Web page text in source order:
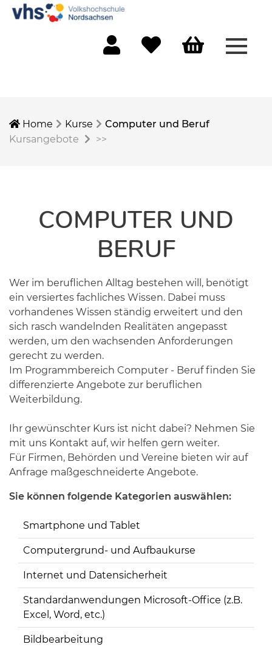
Home Kurse
Computer und Beruf
Kursangebote
>>
COMPUTER UND
BERUF
Wer im beruflichen Alltag bestehen will, benötigt
ein versiertes fachliches Wissen. Dabei muss
vorhandenes Wissen ständig erweitert und den
sich rasch wandelnden Realitäten angepasst
werden, um den wachsenden Anforderungen
gerecht zu werden.
Im Programmbereich Computer - Beruf finden Sie
differenzierte Angebote zur beruflichen
Weiterbildung.
Ihr gewünschter Kurs ist nicht dabei? Nehmen Sie
mit uns Kontakt auf, wir helfen gern weiter.
Für Firmen, Behörden und Vereine bieten wir auf
Anfrage maßgeschneiderte Angebote.
Sie können folgende Kategorien auswählen:
Smartphone und Tablet
Computergrund- und Aufbaukurse
Internet und Datensicherheit
Standardanwendungen Microsoft-Office (z.B.
Excel, Word, etc.)
Bildbearbeitung